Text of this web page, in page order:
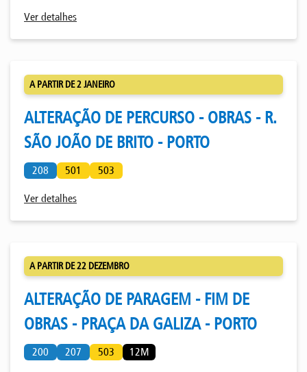
Ver detalhes
A PARTIR DE 2 JANEIRO
ALTERAÇÃO DE PERCURSO - OBRAS - R.
SÃO JOÃO DE BRITO - PORTO
208 501 503
Ver detalhes
A PARTIR DE 22 DEZEMBRO
ALTERAÇÃO DE PARAGEM - FIM DE
OBRAS - PRAÇA DA GALIZA - PORTO
200 207 503 12M